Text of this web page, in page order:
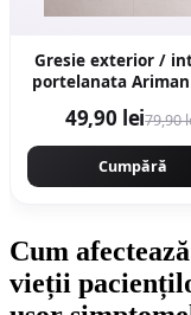
Gresie exterior /
portelanata Ariman
rectificata
49,90 lei79,90
Cumpără
Cum
vieții